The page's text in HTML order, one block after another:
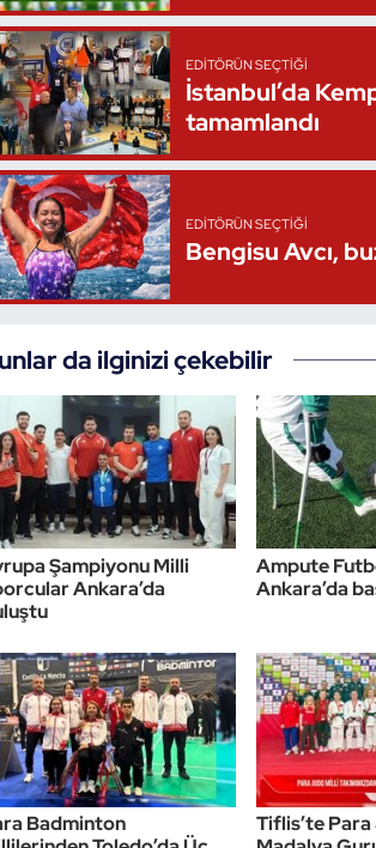
EDITÖRÜN SEÇTIĞI
İstanbul’da
tamamlandı
EDITÖRÜN SEÇTIĞI
Bengisu Avcı,
da ilginizi çekebilir
Şampiyonu Milli
Ankara’da
Ampute
Ankara’da
Badminton
Tiflis’te